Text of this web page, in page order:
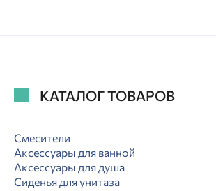
КАТАЛОГ ТОВАРОВ
Смесители
Аксессуары для ванной
Аксессуары для душа
Сиденья для унитаза